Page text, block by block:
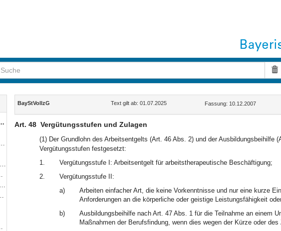
Inhalt
BayStVollzG Text gilt ab: 01.07.2025 Fassung: 10.12.2007
Art. 48 Vergütungsstufen und Zulagen
(1) Der Grundlohn des Arbeitsentgelts (Art. 46 Abs. 2) und der Ausbildungsbeihilfe
Vergütungsstufen festgesetzt:
1.
Vergütungsstufe I: Arbeitsentgelt für arbeitstherapeutische Beschäftigung;
2.
Vergütungsstufe II:
a)
Arbeiten einfacher Art, die keine Vorkenntnisse und nur eine kurze
Anforderungen an die körperliche oder geistige Leistungsfähigkeit
b)
Ausbildungsbeihilfe nach Art. 47 Abs. 1 für die Teilnahme an einem
Maßnahmen der Berufsfindung, wenn dies wegen der Kürze oder